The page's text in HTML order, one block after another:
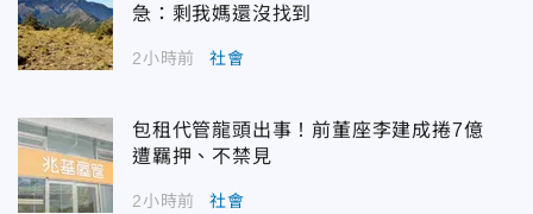
急：剩我媽還沒找到
2小時前 社會
包租代管龍頭出事！前董座李建成捲7億
遭羈押、不禁見
2小時前 社會